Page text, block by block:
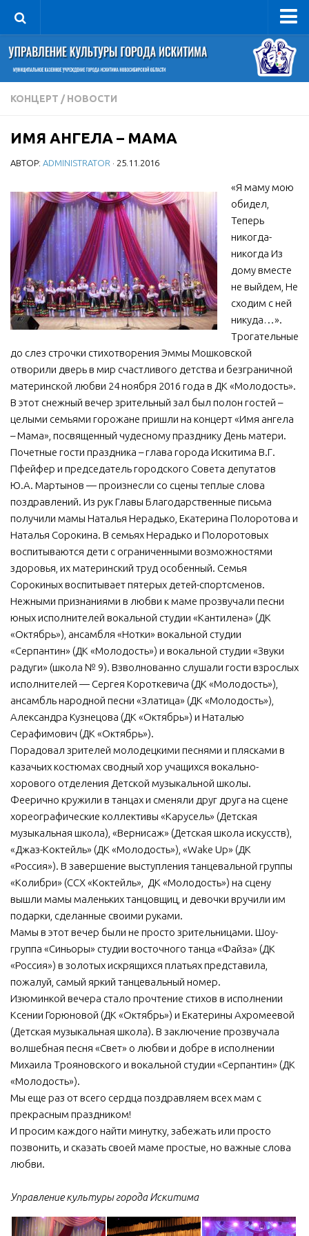
Управление
Руководитель
Сведения об организации
Книга почета культуры
Фотогалерея
Учредительные документы
Правовая база
Противодействие коррупции
Отчеты о деятельности
Учреждения культуры
МБУ Дом культуры «Молодость»
МБУ Дом культуры «Октябрь»
МБОУ ДО «Детская школа искусств»
МБОУ ДО «Детская музыкальная школа»
МБУК «Искитимский городской историко-художественный
музей»
МБУ Парк культуры и отдыха им. И.В. Коротеева
ДК «Россия»
Афиша
Независимая оценка качества
Контакты
КОНЦЕРТ / НОВОСТИ
ИМЯ АНГЕЛА – МАМА
АВТОР: ADMINISTRATOR · 25.11.2016
«Я маму мою
обидел,
Теперь
никогда-
никогда Из
дому вместе
не выйдем, Не
сходим с ней
никуда…».
Трогательные
до слез строчки стихотворения Эммы Мошковской
отворили дверь в мир счастливого детства и безграничной
материнской любви 24 ноября 2016 года в ДК «Молодость».
В этот снежный вечер зрительный зал был полон гостей –
целыми семьями горожане пришли на концерт «Имя ангела
– Мама», посвященный чудесному празднику День матери.
Почетные гости праздника – глава города Искитима В.Г.
Пфейфер и председатель городского Совета депутатов
Ю.А. Мартынов — произнесли со сцены теплые слова
поздравлений. Из рук Главы Благодарственные письма
получили мамы Наталья Нерадько, Екатерина Полоротова и
Наталья Сорокина. В семьях Нерадько и Полоротовых
воспитываются дети с ограниченными возможностями
здоровья, их материнский труд особенный. Семья
Сорокиных воспитывает пятерых детей-спортсменов.
Нежными признаниями в любви к маме прозвучали песни
юных исполнителей вокальной студии «Кантилена» (ДК
«Октябрь»), ансамбля «Нотки» вокальной студии
«Серпантин» (ДК «Молодость») и вокальной студии «Звуки
радуги» (школа № 9). Взволнованно слушали гости взрослых
исполнителей — Сергея Короткевича (ДК «Молодость»),
ансамбль народной песни «Златица» (ДК «Молодость»),
Александра Кузнецова (ДК «Октябрь») и Наталью
Серафимович (ДК «Октябрь»).
Порадовал зрителей молодецкими песнями и плясками в
казачьих костюмах сводный хор учащихся вокально-
хорового отделения Детской музыкальной школы.
Феерично кружили в танцах и сменяли друг друга на сцене
хореографические коллективы «Карусель» (Детская
музыкальная школа), «Вернисаж» (Детская школа искусств),
«Джаз-Коктейль» (ДК «Молодость»), «Wake Up» (ДК
«Россия»). В завершение выступления танцевальной группы
«Колибри» (ССХ «Коктейль», ДК «Молодость») на сцену
вышли мамы маленьких танцовщиц, и девочки вручили им
подарки, сделанные своими руками.
Мамы в этот вечер были не просто зрительницами. Шоу-
группа «Синьоры» студии восточного танца «Файза» (ДК
«Россия») в золотых искрящихся платьях представила,
пожалуй, самый яркий танцевальный номер.
Изюминкой вечера стало прочтение стихов в исполнении
Ксении Горюновой (ДК «Октябрь») и Екатерины Ахромеевой
(Детская музыкальная школа). В заключение прозвучала
волшебная песня «Свет» о любви и добре в исполнении
Михаила Трояновского и вокальной студии «Серпантин» (ДК
«Молодость»).
Мы еще раз от всего сердца поздравляем всех мам с
прекрасным праздником!
И просим каждого найти минутку, забежать или просто
позвонить, и сказать своей маме простые, но важные слова
любви.
Управление культуры города Искитима